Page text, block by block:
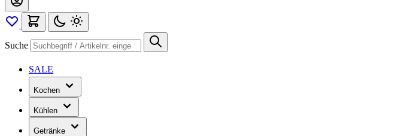
Suche
SALE
Kochen
Kühlen
Getränke